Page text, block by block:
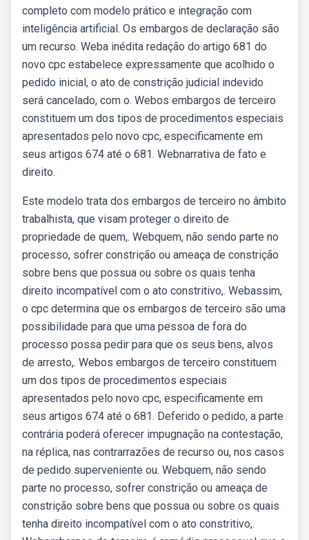
completo com modelo prático e integração com
inteligência artificial. Os embargos de declaração são
um recurso. Weba inédita redação do artigo 681 do
novo cpc estabelece expressamente que acolhido o
pedido inicial, o ato de constrição judicial indevido
será cancelado, com o. Webos embargos de terceiro
constituem um dos tipos de procedimentos especiais
apresentados pelo novo cpc, especificamente em
seus artigos 674 até o 681. Webnarrativa de fato e
direito.
Este modelo trata dos embargos de terceiro no âmbito
trabalhista, que visam proteger o direito de
propriedade de quem,. Webquem, não sendo parte no
processo, sofrer constrição ou ameaça de constrição
sobre bens que possua ou sobre os quais tenha
direito incompatível com o ato constritivo,. Webassim,
o cpc determina que os embargos de terceiro são uma
possibilidade para que uma pessoa de fora do
processo possa pedir para que os seus bens, alvos
de arresto,. Webos embargos de terceiro constituem
um dos tipos de procedimentos especiais
apresentados pelo novo cpc, especificamente em
seus artigos 674 até o 681. Deferido o pedido, a parte
contrária poderá oferecer impugnação na contestação,
na réplica, nas contrarrazões de recurso ou, nos casos
de pedido superveniente ou. Webquem, não sendo
parte no processo, sofrer constrição ou ameaça de
constrição sobre bens que possua ou sobre os quais
tenha direito incompatível com o ato constritivo,.